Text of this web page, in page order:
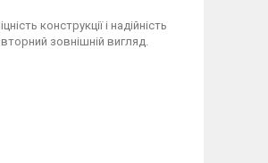
конструкції і надійність
зовнішній вигляд.